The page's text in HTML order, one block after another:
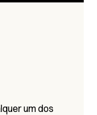
um dos